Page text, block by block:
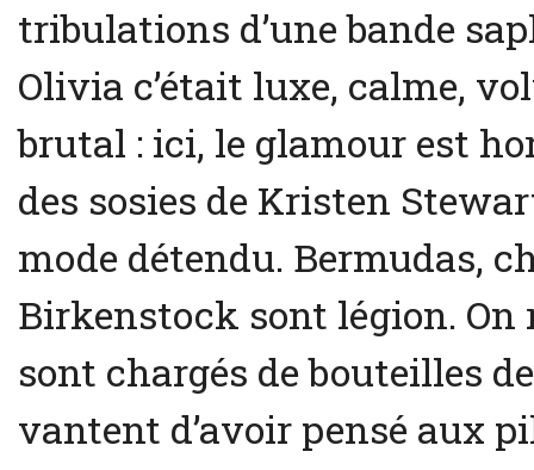
tribulations d’une bande
Olivia c’était luxe, calme,
brutal : ici, le glamour est
des sosies de Kristen
mode détendu. Bermudas,
Birkenstock sont légion. On
sont chargés de bouteilles
vantent d’avoir pensé aux